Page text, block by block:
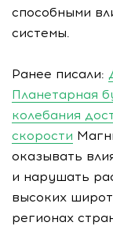
способными
системы.
Ранее писали:
Планетарная
колебания
скорости
оказывать
и нарушать
высоких
регионах